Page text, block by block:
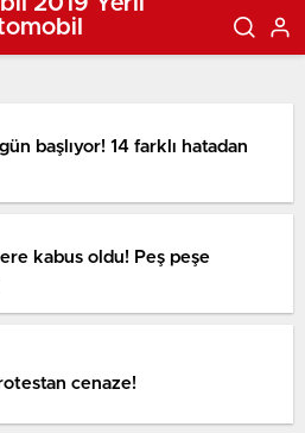
başlıyor! 14 farklı hatadan
kabus oldu! Peş peşe
cenaze!